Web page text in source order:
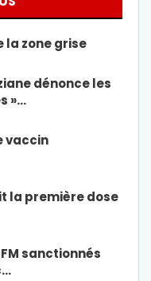
la zone grise
dénonce les
»…
vaccin
la première dose
sanctionnés